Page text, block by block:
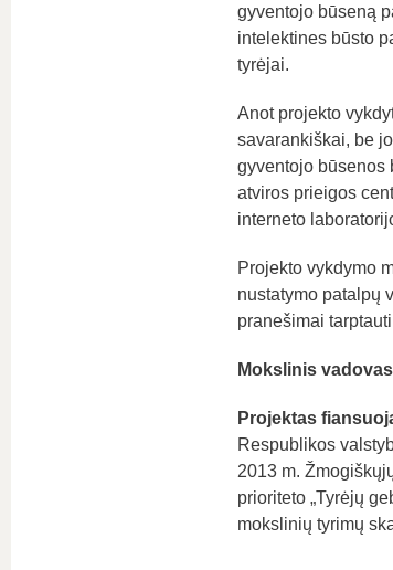
gyventojo būseną
intelektines būsto
tyrėjai.
Anot projekto
savarankiškai, be
gyventojo būsenos
atviros prieigos
interneto
Projekto vykdymo
nustatymo patalpų
pranešimai
Mokslinis
Projektas
Respublikos
2013 m.
prioriteto „Tyrėjų
mokslinių tyrimų